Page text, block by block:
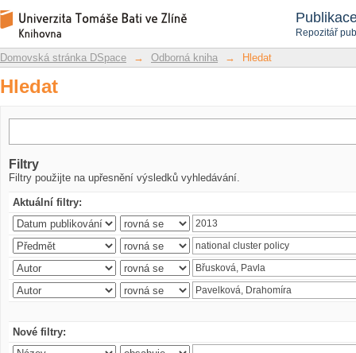
Repozitář
Hledat
Repozitář DSpace/Manakin
Domovská stránka DSpace → Odborná kniha → Hledat
Hledat
Filtry
Filtry použijte na upřesnění výsledků vyhledávání.
Aktuální filtry:
Nové filtry: